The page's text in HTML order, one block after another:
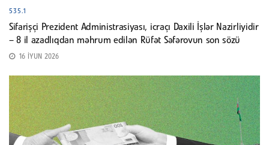
535.1
Sifarişçi Prezident Administrasiyası, icraçı Daxili İşlər Nazirliyidir
– 8 il azadlıqdan məhrum edilən Rüfət Səfərovun son sözü
16 İYUN 2026